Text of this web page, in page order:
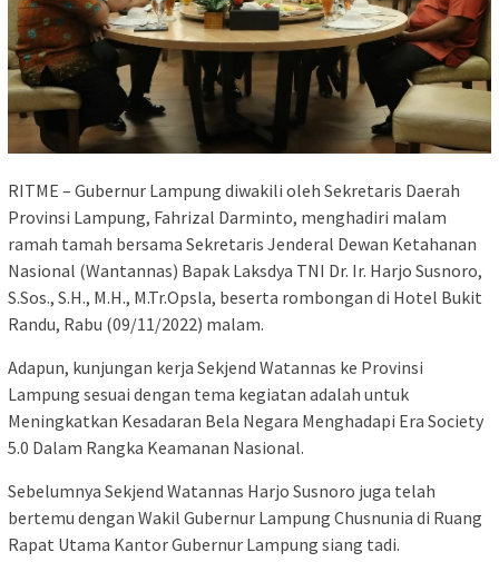
RITME – Gubernur Lampung diwakili oleh Sekretaris Daerah
Provinsi Lampung, Fahrizal Darminto, menghadiri malam
ramah tamah bersama Sekretaris Jenderal Dewan Ketahanan
Nasional (Wantannas) Bapak Laksdya TNI Dr. Ir. Harjo Susnoro,
S.Sos., S.H., M.H., M.Tr.Opsla, beserta rombongan di Hotel Bukit
Randu, Rabu (09/11/2022) malam.
Adapun, kunjungan kerja Sekjend Watannas ke Provinsi
Lampung sesuai dengan tema kegiatan adalah untuk
Meningkatkan Kesadaran Bela Negara Menghadapi Era Society
5.0 Dalam Rangka Keamanan Nasional.
Sebelumnya Sekjend Watannas Harjo Susnoro juga telah
bertemu dengan Wakil Gubernur Lampung Chusnunia di Ruang
Rapat Utama Kantor Gubernur Lampung siang tadi.